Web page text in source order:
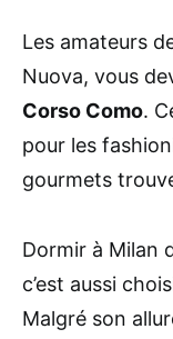
Les amateurs
Nuova, vous
Corso Como.
pour les
gourmets
Dormir à Milan
c’est aussi
Malgré son